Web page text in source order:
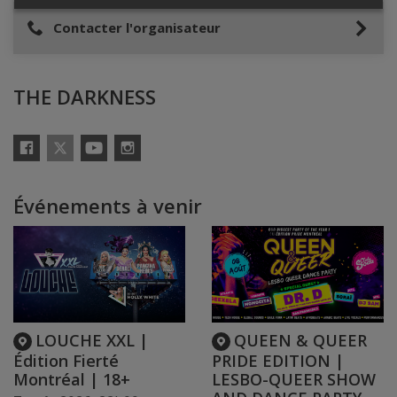
Contacter l'organisateur
THE DARKNESS
Événements à venir
LOUCHE XXL |
Édition Fierté
Montréal | 18+
QUEEN & QUEER
PRIDE EDITION |
LESBO-QUEER SHOW